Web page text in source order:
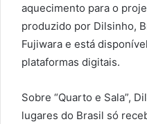
aquecimento para o
produzido por Dilsinho,
Fujiwara e está
plataformas digitais.
Sobre “Quarto e Sala”,
lugares do Brasil só